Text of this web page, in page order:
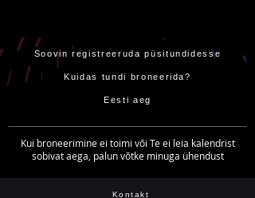
Soovin registreeruda püsitundidesse
Kuidas tundi broneerida?
Eesti aeg
Kui broneerimine ei toimi või Te ei leia kalendrist
sobivat aega, palun võtke minuga ühendust
Kontakt